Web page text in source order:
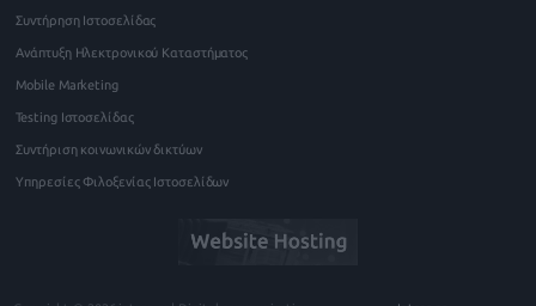
Συντήρηση Ιστοσελίδας
Ανάπτυξη Ηλεκτρονικού Καταστήματος
Mobile Marketing
Testing Ιστοσελίδας
Συντήριση κοινωνικών δικτύων
Υπηρεσίες Φιλοξενίας Ιστοσελίδων